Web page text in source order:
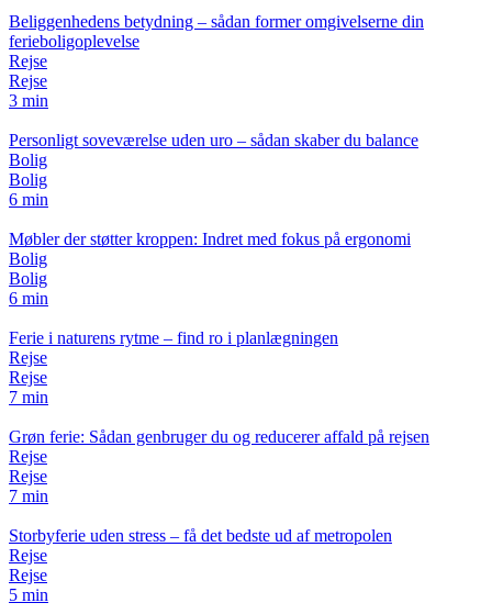
Beliggenhedens betydning – sådan former omgivelserne din
ferieboligoplevelse
Rejse
Rejse
3 min
Personligt soveværelse uden uro – sådan skaber du balance
Bolig
Bolig
6 min
Møbler der støtter kroppen: Indret med fokus på ergonomi
Bolig
Bolig
6 min
Ferie i naturens rytme – find ro i planlægningen
Rejse
Rejse
7 min
Grøn ferie: Sådan genbruger du og reducerer affald på rejsen
Rejse
Rejse
7 min
Storbyferie uden stress – få det bedste ud af metropolen
Rejse
Rejse
5 min